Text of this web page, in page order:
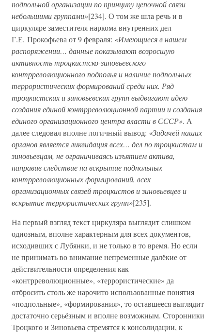
подпольной организации по принципу цепочной связи
небольшими группами»[234]. О том же шла речь и в
циркуляре заместителя наркома внутренних дел
Г.Е. Прокофьева от 9 февраля: «Имеющиеся в нашем
распоряжении… данные показывают возросшую
активность троцкистско-зиновьевского
контрреволюционного подполья и наличие подпольных
террористических формирований среди них. Ряд
троцкистских и зиновьевских групп выдвигают идею
создания единой контрреволюционной партии и создания
единого организационного центра власти в СССР». А
далее следовал вполне логичный вывод: «Задачей наших
органов является ликвидация всех… дел по троцкистам и
зиновьевцам, не ограничиваясь изъятием актива,
направив следствие на вскрытие подпольных
контрреволюционных формирований, всех
организационных связей троцкистов и зиновьевцев и
вскрытие террористических групп»[235].
На первый взгляд текст циркуляра выглядит слишком
одиозным, вполне характерным для всех документов,
исходивших с Лубянки, и не только в то время. Но если
не принимать во внимание непременные далёкие от
действительности определения как
«контрреволюционные», «террористические» да
отбросить столь же нарочито использованные понятия
«подпольные», «формирования», то оставшееся выглядит
достаточно серьёзным и вполне возможным. Сторонники
Троцкого и Зиновьева стремятся к консолидации, к